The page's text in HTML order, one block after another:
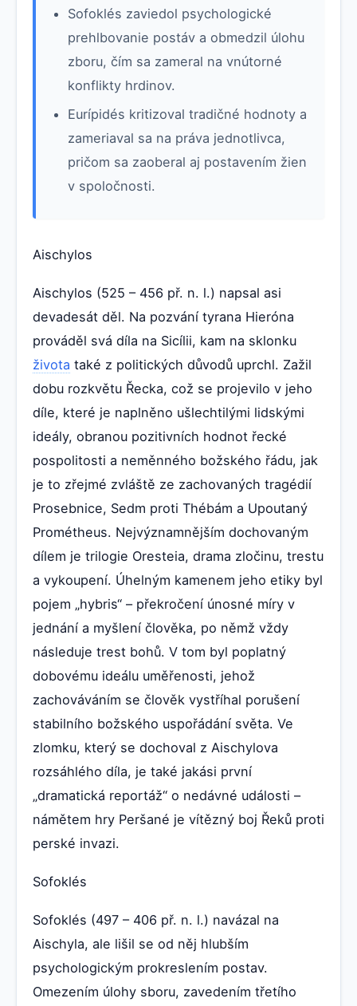
Sofoklés zaviedol psychologické
prehlbovanie postáv a obmedzil úlohu
zboru, čím sa zameral na vnútorné
konflikty hrdinov.
Eurípidés kritizoval tradičné hodnoty a
zameriaval sa na práva jednotlivca,
pričom sa zaoberal aj postavením žien
v spoločnosti.
Aischylos
Aischylos (525 – 456 př. n. l.) napsal asi
devadesát děl. Na pozvání tyrana Hieróna
prováděl svá díla na Sicílii, kam na sklonku
života také z politických důvodů uprchl. Zažil
dobu rozkvětu Řecka, což se projevilo v jeho
díle, které je naplněno ušlechtilými lidskými
ideály, obranou pozitivních hodnot řecké
pospolitosti a neměnného božského řádu, jak
je to zřejmé zvláště ze zachovaných tragédií
Prosebnice, Sedm proti Thébám a Upoutaný
Prométheus. Nejvýznamnějším dochovaným
dílem je trilogie Oresteia, drama zločinu, trestu
a vykoupení. Úhelným kamenem jeho etiky byl
pojem „hybris“ – překročení únosné míry v
jednání a myšlení člověka, po němž vždy
následuje trest bohů. V tom byl poplatný
dobovému ideálu uměřenosti, jehož
zachováváním se člověk vystříhal porušení
stabilního božského uspořádání světa. Ve
zlomku, který se dochoval z Aischylova
rozsáhlého díla, je také jakási první
„dramatická reportáž“ o nedávné události –
námětem hry Peršané je vítězný boj Řeků proti
perské invazi.
Sofoklés
Sofoklés (497 – 406 př. n. l.) navázal na
Aischyla, ale lišil se od něj hlubším
psychologickým prokreslením postav.
Omezením úlohy sboru, zavedením třetího